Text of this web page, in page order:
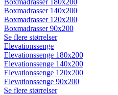
Boxmadrasser 180x200
Boxmadrasser 140x200
Boxmadrasser 120x200
Boxmadrasser 90x200
Se flere størrelser
Elevationssenge
Elevationssenge 180x200
Elevationssenge 140x200
Elevationssenge 120x200
Elevationssenge 90x200
Se flere størrelser